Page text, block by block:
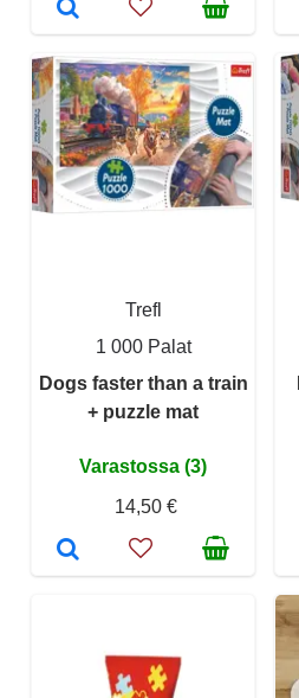
Trefl
1 000 Palat
Dogs faster than a train
+ puzzle mat
Varastossa (3)
14,50 €